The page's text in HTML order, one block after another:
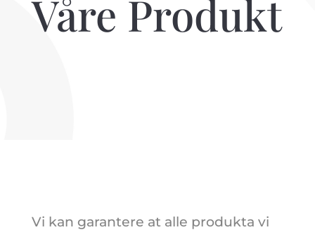
Våre Produkt
Vi kan garantere at alle produkta vi